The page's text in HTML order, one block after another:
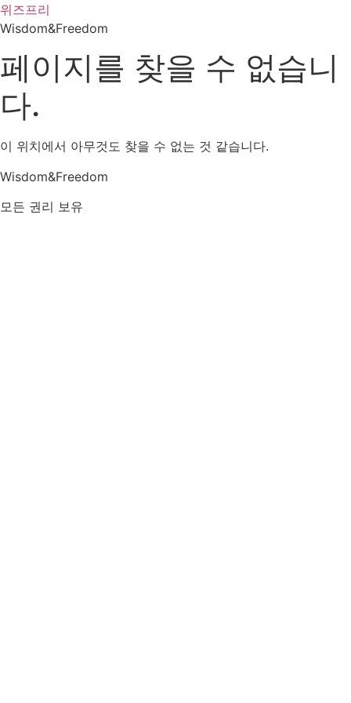
콘
텐
로
너
기
위즈프리
Wisdom&Freedom
페이지를 찾을 수 없습니
다.
이 위치에서 아무것도 찾을 수 없는 것 같습니다.
Wisdom&Freedom
모든 권리 보유